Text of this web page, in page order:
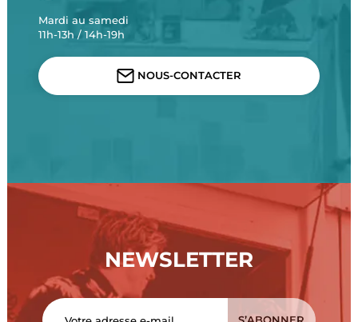
Mardi au samedi
11h-13h / 14h-19h
NOUS-CONTACTER
NEWSLETTER